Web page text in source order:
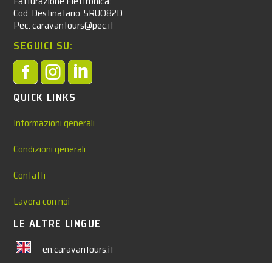
Cod. Destinatario: 5RUO82D
Pec: caravantours@pec.it
SEGUICI SU:

QUICK LINKS
Informazioni generali
Condizioni generali
Contatti
Lavora con noi
LE ALTRE LINGUE
en.caravantours.it